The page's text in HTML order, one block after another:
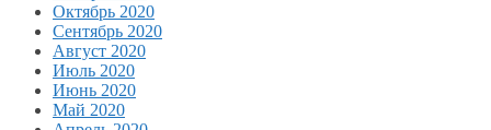
Октябрь 2020
Сентябрь 2020
Август 2020
Июль 2020
Июнь 2020
Май 2020